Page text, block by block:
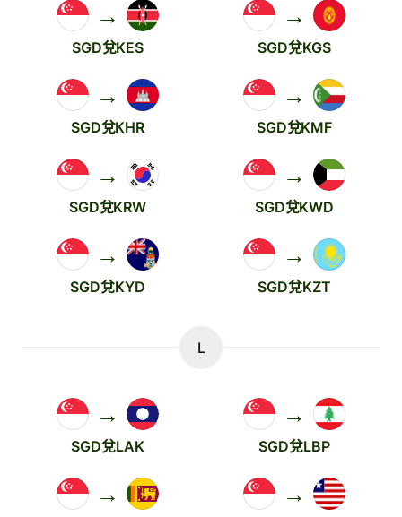
→
SGD兌KES
→
SGD兌KGS
→
SGD兌KHR
→
SGD兌KMF
→
SGD兌KRW
→
SGD兌KWD
→
SGD兌KYD
→
SGD兌KZT
L
→
SGD兌LAK
→
SGD兌LBP
→ →